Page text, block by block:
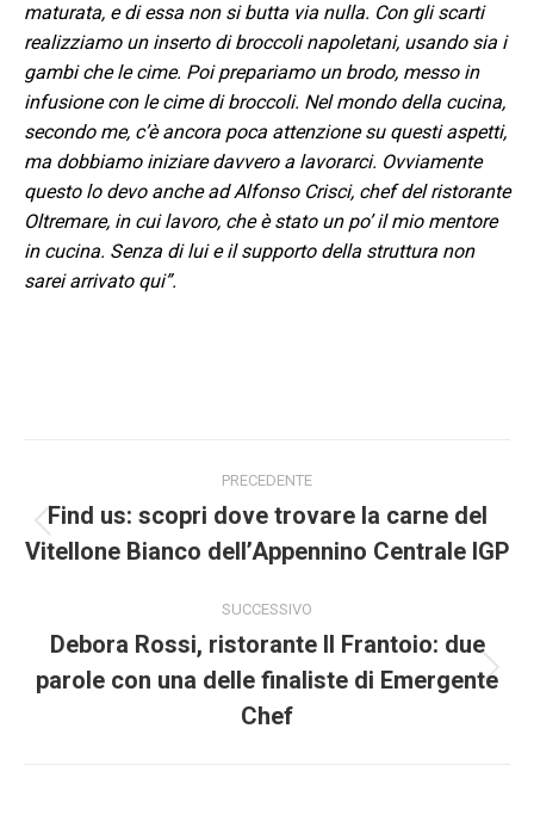
maturata, e di essa non si butta via nulla. Con gli scarti
realizziamo un inserto di broccoli napoletani, usando sia i
gambi che le cime. Poi prepariamo un brodo, messo in
infusione con le cime di broccoli. Nel mondo della cucina,
secondo me, c’è ancora poca attenzione su questi aspetti,
ma dobbiamo iniziare davvero a lavorarci. Ovviamente
questo lo devo anche ad Alfonso Crisci, chef del ristorante
Oltremare, in cui lavoro, che è stato un po’ il mio mentore
in cucina. Senza di lui e il supporto della struttura non
sarei arrivato qui”.
tra
i
post
PRECEDENTE
precedente:
Find us: scopri dove trovare la carne del
Vitellone Bianco dell’Appennino Centrale IGP
SUCCESSIVO
Prossimo
post:
Debora Rossi, ristorante Il Frantoio: due
parole con una delle finaliste di Emergente
Chef